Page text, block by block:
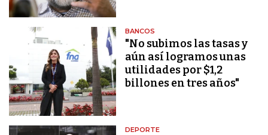
BANCOS
"No subimos las tasas y
aún así logramos unas
utilidades por $1,2
billones en tres años"
DEPORTE